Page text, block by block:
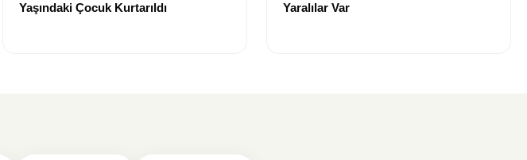
Yaşındaki Çocuk Kurtarıldı
Yaralılar Var